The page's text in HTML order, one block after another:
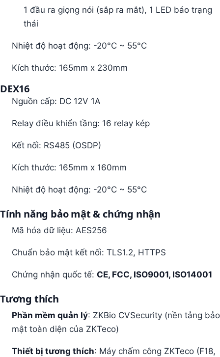
1 đầu ra giọng nói (sắp ra mắt), 1 LED báo trạng
thái
Nhiệt độ hoạt động: -20°C ~ 55°C
Kích thước: 165mm x 230mm
DEX16
Nguồn cấp: DC 12V 1A
Relay điều khiển tầng: 16 relay kép
Kết nối: RS485 (OSDP)
Kích thước: 165mm x 160mm
Nhiệt độ hoạt động: -20°C ~ 55°C
Tính năng bảo mật & chứng nhận
Mã hóa dữ liệu: AES256
Chuẩn bảo mật kết nối: TLS1.2, HTTPS
Chứng nhận quốc tế: CE, FCC, ISO9001, ISO14001
Tương thích
Phần mềm quản lý: ZKBio CVSecurity (nền tảng bảo
mật toàn diện của ZKTeco)
Thiết bị tương thích: Máy chấm công ZKTeco (F18,